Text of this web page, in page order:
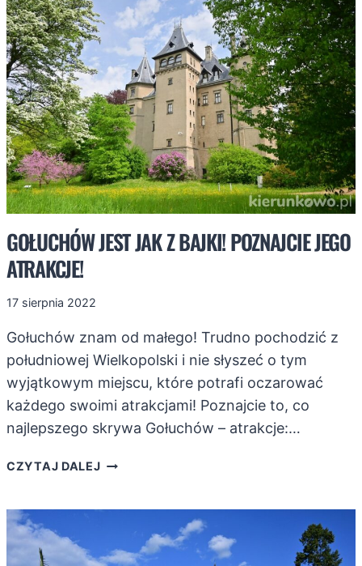
NAJCIEKAWSZE
MIEJSCA
GOŁUCHÓW JEST JAK Z BAJKI! POZNAJCIE JEGO
ATRAKCJE!
17 sierpnia 2022
Gołuchów znam od małego! Trudno pochodzić z
południowej Wielkopolski i nie słyszeć o tym
wyjątkowym miejscu, które potrafi oczarować
każdego swoimi atrakcjami! Poznajcie to, co
najlepszego skrywa Gołuchów – atrakcje:…
CZYTAJ DALEJGOŁUCHÓW
POZNAJCIE